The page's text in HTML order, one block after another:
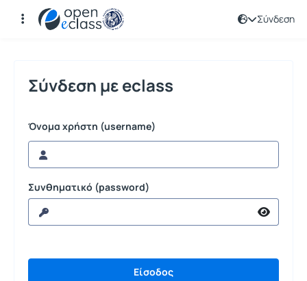
Σύνδεση
Σύνδεση
Σύνδεση με eclass
Όνομα χρήστη (username)
Συνθηματικό (password)